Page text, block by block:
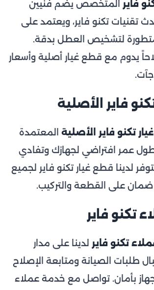
فاير المتخصص يضم فنيين
تقنيات تكنو فاير، ويعتمد على
لتشخيص العطل بدقة.
يدوم مع قطع غيار أصلية وأسعار
فاير الأصلية
تكنو فاير الأصلية المعتمدة
عمر افتراضي لجهازك وتفادي
لدينا قطع غيار تكنو فاير لجميع
ضمان على القطعة والتركيب.
تكنو فاير
تكنو فاير لدينا على مدار
طلبات الصيانة ومتابعة الإصلاح
بأمان. تواصل مع خدمة عملاء